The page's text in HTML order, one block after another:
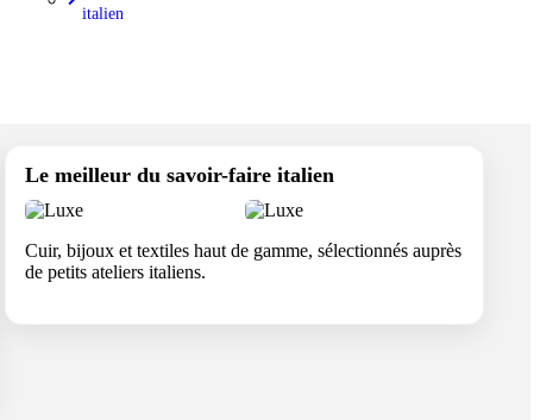
italien
Le meilleur du savoir-faire italien
Cuir, bijoux et textiles haut de gamme, sélectionnés auprès
de petits ateliers italiens.